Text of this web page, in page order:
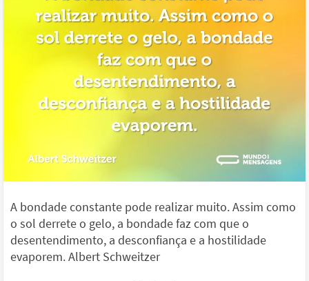
A bondade constante pode realizar muito. Assim como
o sol derrete o gelo, a bondade faz com que o
desentendimento, a desconfiança e a hostilidade
evaporem. Albert Schweitzer